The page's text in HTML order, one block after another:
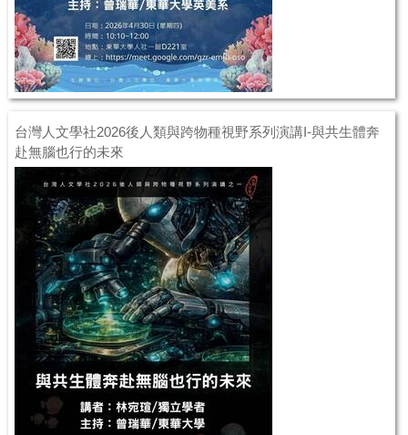
台灣人文學社2026後人類與跨物種視野系列演講I-與共生體奔
赴無腦也行的未來